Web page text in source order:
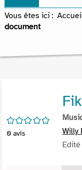
Vous êtes ici :
document
/5
0 avis
Willy